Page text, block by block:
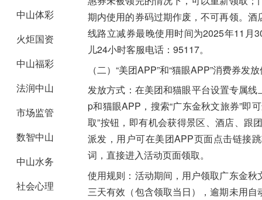
中山体彩
火炬国资
中山福彩
法润中山
市场监管
数智中山
中山水务
社会心理
期内使用的券码过期作废，不可再领。
线路立减券最晚使用时间为2025年11月
儿24小时客服电话：95117。
（二）“美团APP”和“猫眼APP”消费券发
发放方式： 在美团和猫眼平台设置专属线
p和猫眼APP，搜索“广东金秋文旅券”即
取”按钮，即有机会获得景区、酒店、跟
派发，用户可在美团APP页面点击链接
词，直接进入活动页面领取。
使用规则： 活动期间，用户领取广东金
三天有效（包含领取当日），逾期未用